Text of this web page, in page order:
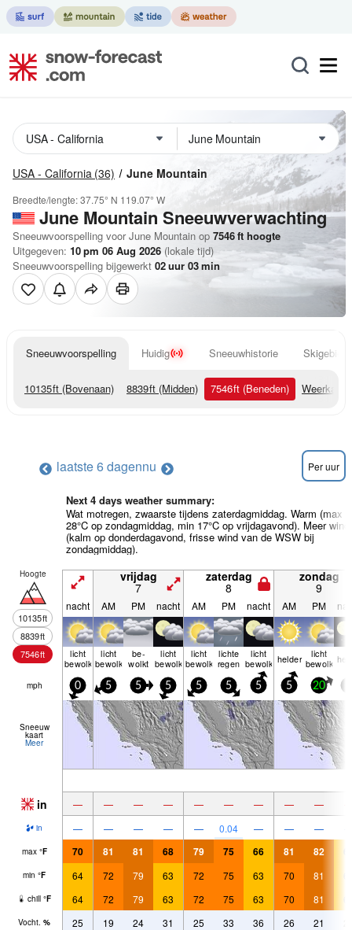
USA - California (36) June Mountain
Breedte/lengte:37.75° N 119.07° W
June Mountain Sneeuwverwachting
Sneeuwvoorspelling voor June Mountain op 7546ft hoogte
Uitgegeven: 10 pm 06 Aug 2026 (lokale tijd)
Sneeuwvoorspelling bijgewerkt 02uur 03min
Sneeuwvoorspelling Huidig Sneeuwhistorie Skigebied
10135ft (Bovenaan) 8839ft (Midden) 7546ft (Beneden)
laatste 6 dagennu Per uur
Next 4 days weather summary:
Wat motregen, zwaarste tijdens zaterdagmiddag. Warm (max
28°C op zondagmiddag, min 17°C op vrijdagavond). Meer wind
(kalm op donderdagavond, frisse wind van de WSW bij
zondagmiddag).
Hoogte
10135ft
8839ft
7546ft
vrijdag
7
zaterdag
8
zondag
9
nacht AM PM nacht AM PM nacht AM PM
licht
bewolkt
licht
bewolkt
be­
wolkt
licht
bewolkt
licht
bewolkt
lichte
regen
licht
bewolkt helder licht
bewolkt
mph 0 5 5 5 5 5 5 5 20
Sneeuw
kaart
Meer
in — — — — — — — — —
in — — — — — 0.04 — — —
max °F 70 81 81 68 79 75 66 81 82
min °F 64 72 79 63 72 75 63 70 81
chill °F 64 72 79 63 72 75 63 70 81
Vocht. % 25 19 24 31 25 33 36 26 21